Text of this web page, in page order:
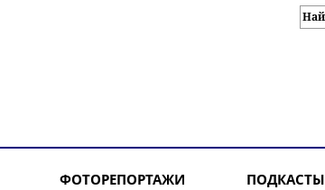
ФОТОРЕПОРТАЖИ ПОДКАСТЫ